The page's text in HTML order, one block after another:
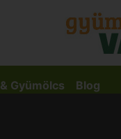
Gyümölcs Blog